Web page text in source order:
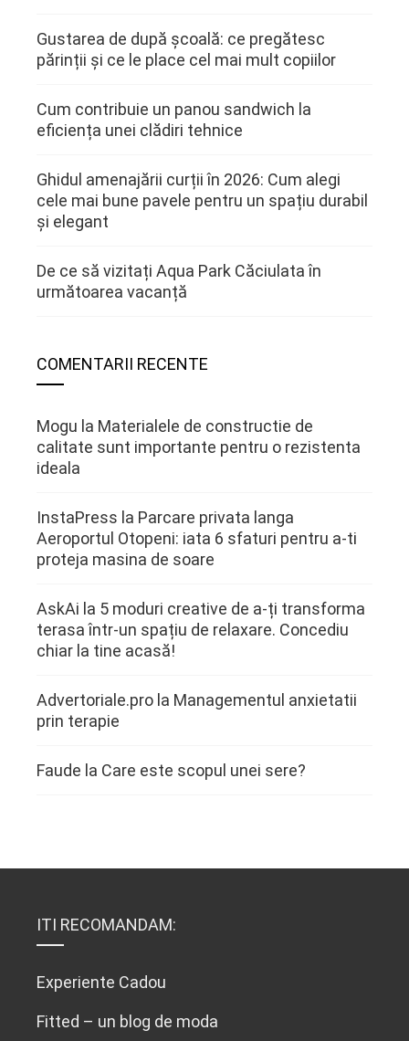
Gustarea de după școală: ce pregătesc
părinții și ce le place cel mai mult copiilor
Cum contribuie un panou sandwich la
eficiența unei clădiri tehnice
Ghidul amenajării curții în 2026: Cum alegi
cele mai bune pavele pentru un spațiu durabil
și elegant
De ce să vizitați Aqua Park Căciulata în
următoarea vacanță
COMENTARII RECENTE
Mogu la Materialele de constructie de
calitate sunt importante pentru o rezistenta
ideala
InstaPress la Parcare privata langa
Aeroportul Otopeni: iata 6 sfaturi pentru a-ti
proteja masina de soare
AskAi la 5 moduri creative de a-ți transforma
terasa într-un spațiu de relaxare. Concediu
chiar la tine acasă!
Advertoriale.pro la Managementul anxietatii
prin terapie
Faude la Care este scopul unei sere?
ITI RECOMANDAM:
Experiente Cadou
Fitted – un blog de moda